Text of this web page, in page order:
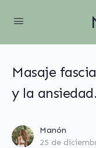
Masaje
y la ansiedad.
Manón
25 de